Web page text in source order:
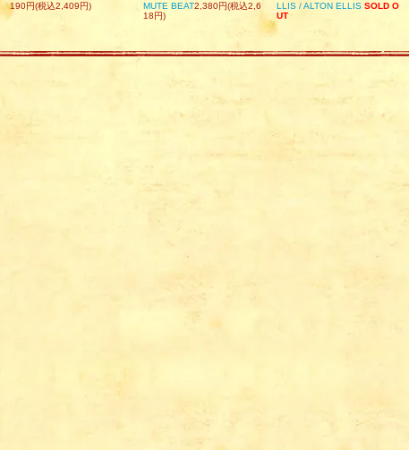
190円(税込2,409円)
MUTE BEAT2,380円(税込2,6
18円)
LLIS / ALTON ELLIS SOLD O
UT